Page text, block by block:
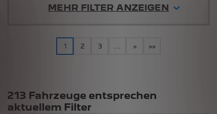
MEHR FILTER ANZEIGEN
1 2 3 ... » »»
Suchergebnisse
213 Fahrzeuge entsprechen
aktuellem Filter